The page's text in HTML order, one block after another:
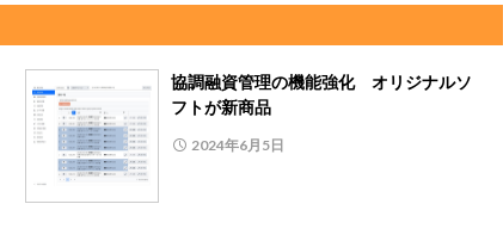
協調融資管理の機能強化 オリジナルソ
フトが新商品
2024年6月5日